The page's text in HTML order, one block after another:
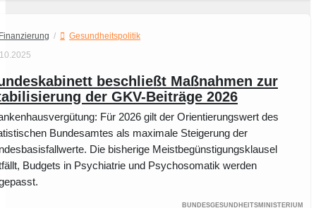
/
Gesundheitspolitik
beschließt Maßnahmen zur
der GKV-Beiträge 2026
Für 2026 gilt der Orientierungswert des
Bundesamtes als maximale Steigerung der
Die bisherige Meistbegünstigungsklausel
Budgets in Psychiatrie und Psychosomatik werden
Bundesgesundheitsministerium